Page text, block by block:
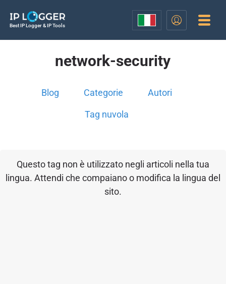
Best IP Logger & IP Tools
network-security
Blog Categorie Autori
Tag nuvola